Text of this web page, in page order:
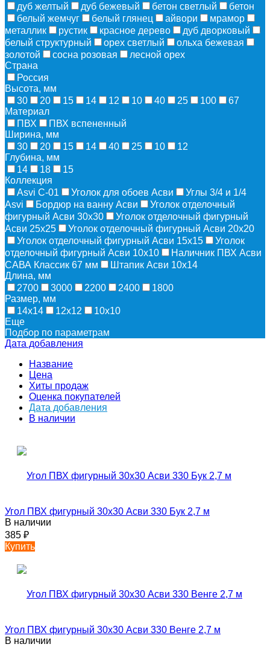
дуб желтый
дуб бежевый бетон светлый
бетон
белый жемчуг
белый глянец айвори
мрамор
металлик
рустик красное дерево
дуб дворковый
белый структурный
орех светлый
ольха бежевая
золотой
сосна розовая
лесной орех
Страна
Россия
Высота, мм
30
20 15 14 12 10 40 25 100
67
Материал
ПВХ
ПВХ вспененный
Ширина, мм
30
20 15 14 40 25 10
12
Глубина, мм
14
18
15
Коллекция
Asvi C-01
Уголок для обоев Асви
Углы 3/4 и 1/4
Asvi
Бордюр на ванну Асви
Уголок отделочный
фигурный Асви 30х30
Уголок отделочный фигурный
Асви 25х25
Уголок отделочный фигурный Асви 20х20
Уголок отделочный фигурный Асви 15х15
Уголок
отделочный фигурный Асви 10х10
Наличник ПВХ Асви
САВА Классик 67 мм
Штапик Асви 10х14
Длина, мм
2700
3000 2200 2400
1800
Размер, мм
14х14
12х12
10х10
Еще
Подбор по параметрам
Дата добавления
Название
Цена
Хиты продаж
Оценка покупателей
Дата добавления
В наличии
Угол ПВХ фигурный 30х30 Асви 330 Бук 2,7 м
В наличии
385 ₽
Купить
Угол ПВХ фигурный 30х30 Асви 330 Венге 2,7 м
В наличии